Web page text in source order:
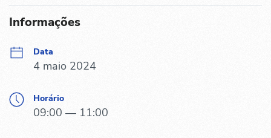
Informações
Data
4 maio 2024
Horário
09:00 — 11:00